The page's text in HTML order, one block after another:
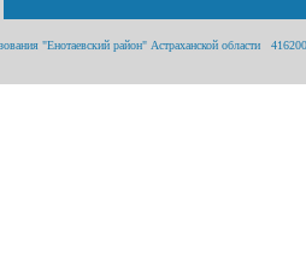
"Енотаевский район" Астраханской области